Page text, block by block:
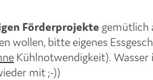
Förderprojekte gemütlich
wollen, bitte eigenes
Kühlnotwendigkeit). Wasser
mit ;-))